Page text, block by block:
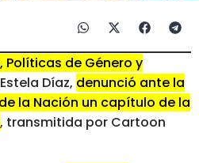
Políticas de Género y
Díaz, denunció ante la
la Nación un capítulo de la
, transmitida por Cartoon